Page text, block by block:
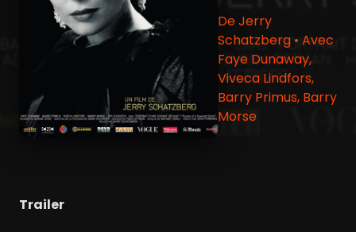
De Jerry
Schatzberg • Avec
Faye Dunaway,
Viveca Lindfors,
Barry Primus, Barry
Morse
Trailer